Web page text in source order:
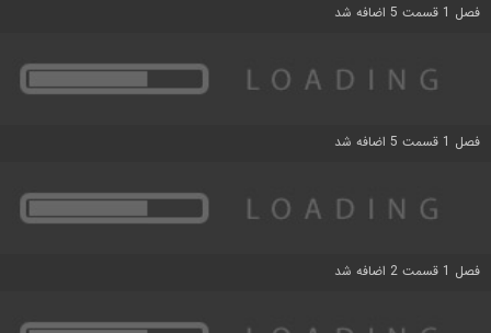
فصل 1 قسمت 5 اضافه شد
فصل 1 قسمت 5 اضافه شد
فصل 1 قسمت 2 اضافه شد